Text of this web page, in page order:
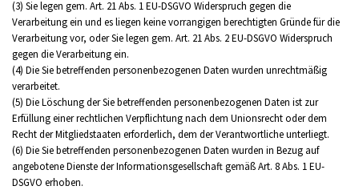
(3) Sie legen gem. Art. 21 Abs. 1 EU-DSGVO Widerspruch gegen die
Verarbeitung ein und es liegen keine vorrangigen berechtigten Gründe für die
Verarbeitung vor, oder Sie legen gem. Art. 21 Abs. 2 EU-DSGVO Widerspruch
gegen die Verarbeitung ein.
(4) Die Sie betreffenden personenbezogenen Daten wurden unrechtmäßig
verarbeitet.
(5) Die Löschung der Sie betreffenden personenbezogenen Daten ist zur
Erfüllung einer rechtlichen Verpflichtung nach dem Unionsrecht oder dem
Recht der Mitgliedstaaten erforderlich, dem der Verantwortliche unterliegt.
(6) Die Sie betreffenden personenbezogenen Daten wurden in Bezug auf
angebotene Dienste der Informationsgesellschaft gemäß Art. 8 Abs. 1 EU-
DSGVO erhoben.